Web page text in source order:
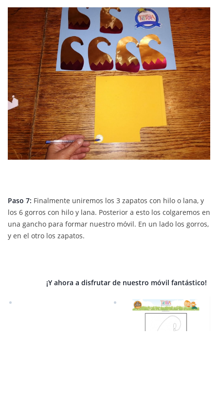
Paso 7: Finalmente uniremos los 3 zapatos con hilo o lana, y
los 6 gorros con hilo y lana. Posterior a esto los colgaremos en
una gancho para formar nuestro móvil. En un lado los gorros,
y en el otro los zapatos.
¡Y ahora a disfrutar de nuestro móvil fantástico!